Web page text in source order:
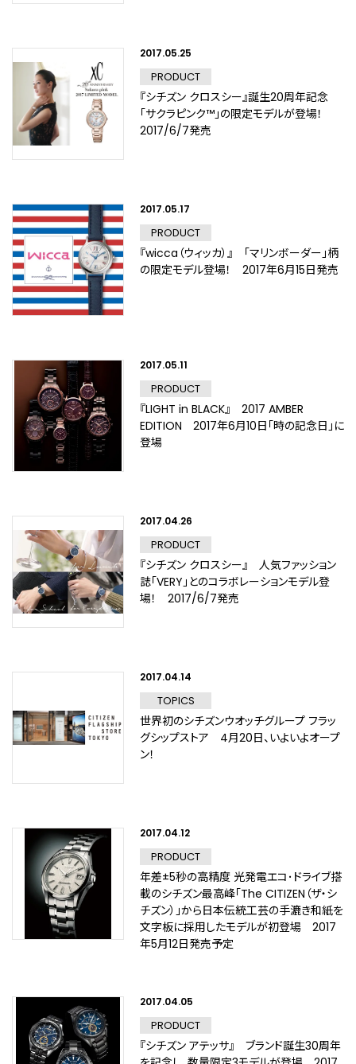
2017.05.25
PRODUCT
『シチズン クロスシー』誕生20周年記念
「サクラピンク™」の限定モデルが登場！
2017/6/7発売
2017.05.17
PRODUCT
『wicca（ウィッカ）』 「マリンボーダー」柄
の限定モデル登場！ 2017年6月15日発売
2017.05.11
PRODUCT
『LIGHT in BLACK』 2017 AMBER
EDITION 2017年6月10日「時の記念日」に
登場
2017.04.26
PRODUCT
『シチズン クロスシー』 人気ファッション
誌「VERY」とのコラボレーションモデル登
場！ 2017/6/7発売
2017.04.14
TOPICS
世界初のシチズンウオッチグループ フラッ
グシップストア 4月20日、いよいよオープ
ン！
2017.04.12
PRODUCT
年差±5秒の高精度 光発電エコ･ドライブ搭
載のシチズン最高峰「The CITIZEN（ザ・シ
チズン）」から日本伝統工芸の手漉き和紙を
文字板に採用したモデルが初登場 2017
年5月12日発売予定
2017.04.05
PRODUCT
『シチズン アテッサ』 ブランド誕生30周年